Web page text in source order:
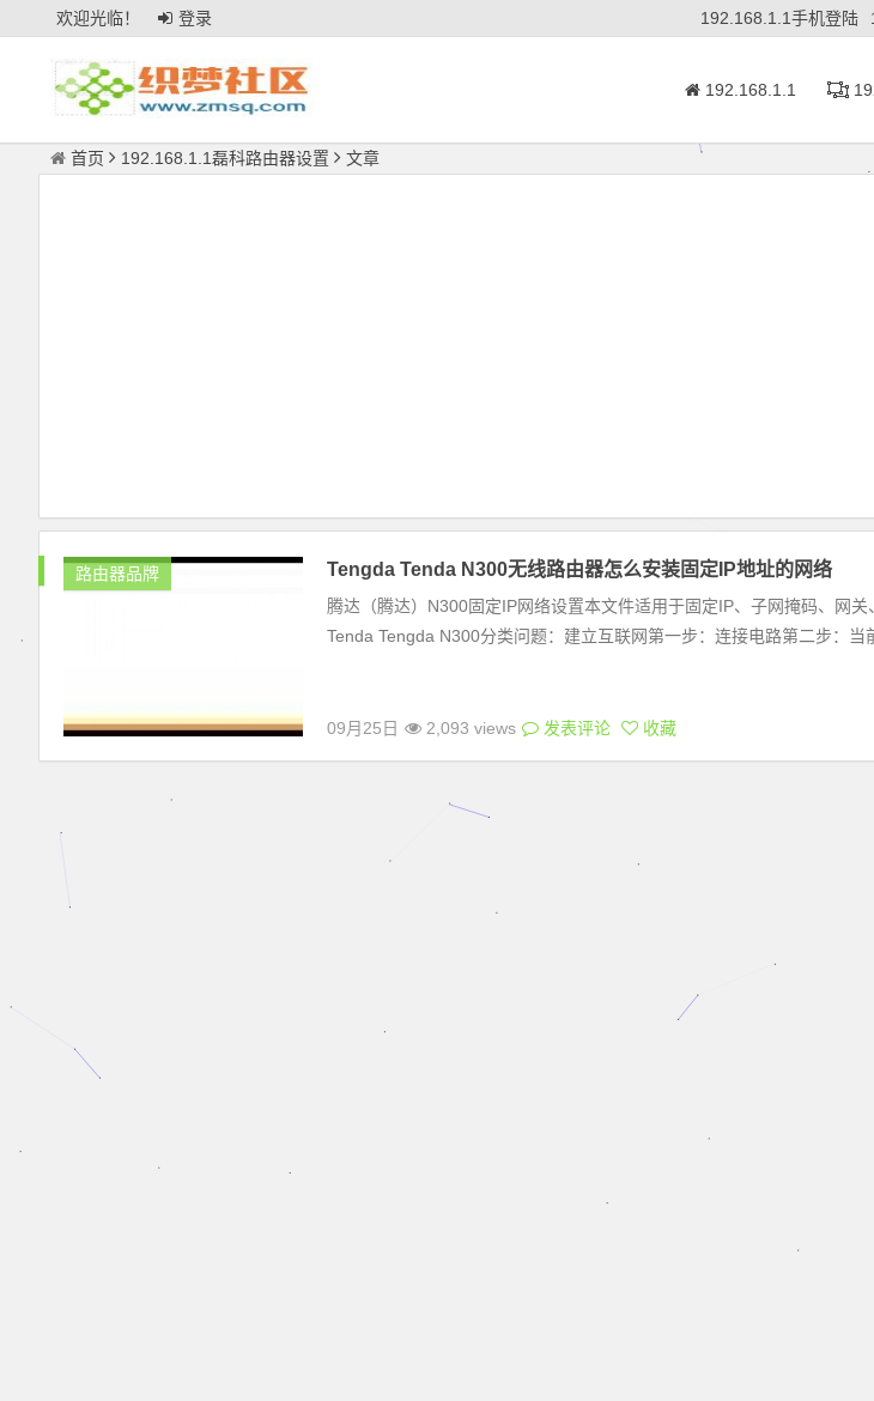
欢迎光临！ 登录 192.168.1.1手机登陆
192.168.1.1
首页 192.168.1.1磊科路由器设置 文章
路由器品牌 Tengda Tenda N300无线路由器怎么安装固定IP地址的网络
腾达（腾达）N300固定IP网络设置本文件适用于固定IP、子网掩码、网关
Tenda Tengda N300分类问题：建立互联网第一步：连接电路第二步：当
09月25日 2,093 views 发表评论 收藏